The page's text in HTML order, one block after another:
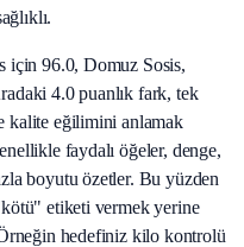
için 96.0, Domuz Sosis,
4.0 puanlık fark, tek
kalite eğilimini anlamak
faydalı öğeler, denge,
boyutu özetler. Bu yüzden
etiketi vermek yerine
hedefiniz kilo kontrolü